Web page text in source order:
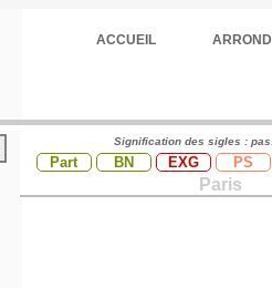
ACCUEIL
Signification des sigles :
Part BN EXG PS
Paris